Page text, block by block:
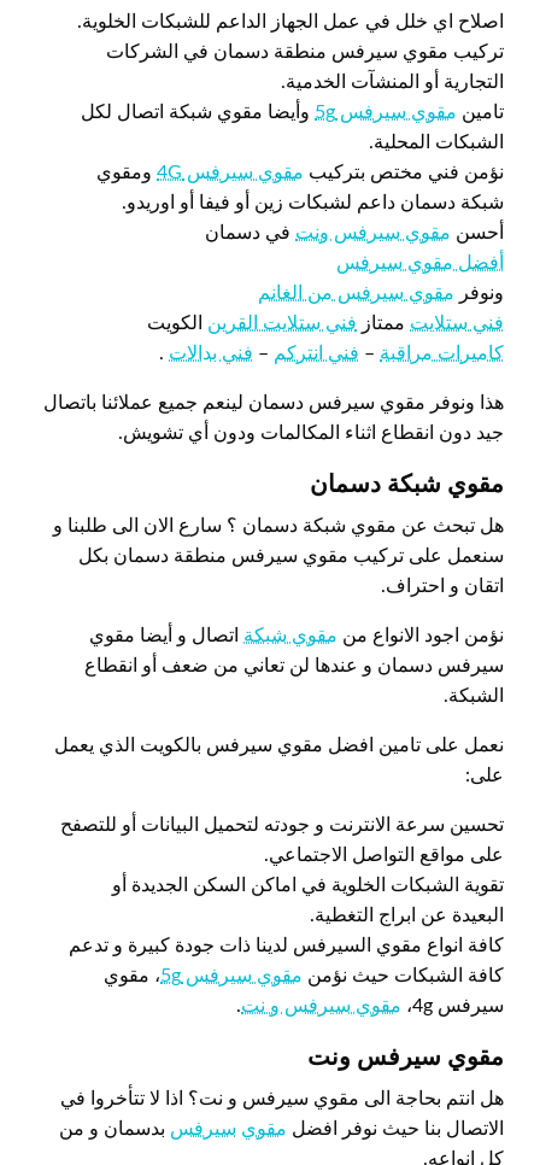
اصلاح اي خلل في عمل الجهاز الداعم للشبكات الخلوية.
تركيب مقوي سيرفس منطقة دسمان في الشركات
التجارية أو المنشآت الخدمية.
تامين مقوي سيرفس 5g
وأيضا مقوي شبكة اتصال لكل
الشبكات المحلية.
نؤمن فني مختص بتركيب مقوي سيرفس 4G
ومقوي
شبكة دسمان داعم لشبكات زين أو فيفا أو اوريدو.
أحسن مقوي سيرفس ونت في دسمان
أفضل مقوي سيرفس
ونوفر مقوي سيرفس من الغانم
فني ستلايت ممتاز فني ستلايت القرين الكويت
كاميرات مراقبة – فني انتركم – فني بدالات .
هذا ونوفر مقوي سيرفس دسمان لينعم جميع عملائنا باتصال
جيد دون انقطاع اثناء المكالمات ودون أي تشويش.
مقوي شبكة دسمان
هل تبحث عن مقوي شبكة دسمان ؟ سارع الان الى طلبنا و
سنعمل على تركيب مقوي سيرفس منطقة دسمان بكل
اتقان و احتراف.
نؤمن اجود الانواع من مقوي شبكة اتصال و أيضا مقوي
سيرفس دسمان و عندها لن تعاني من ضعف أو انقطاع
الشبكة.
نعمل على تامين افضل مقوي سيرفس بالكويت الذي يعمل
على:
تحسين سرعة الانترنت و جودته لتحميل البيانات أو للتصفح
على مواقع التواصل الاجتماعي.
تقوية الشبكات الخلوية في اماكن السكن الجديدة أو
البعيدة عن ابراج التغطية.
كافة انواع مقوي السيرفس لدينا ذات جودة كبيرة و تدعم
كافة الشبكات حيث نؤمن مقوي سيرفس 5g
، مقوي
سيرفس 4g،
مقوي سيرفس و نت.
مقوي سيرفس ونت
هل انتم بحاجة الى مقوي سيرفس و نت؟ اذا لا تتأخروا في
الاتصال بنا حيث نوفر افضل مقوي سيرفس بدسمان و من
كل انواعه.